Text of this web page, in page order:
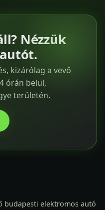
Nézzük
kizárólag a vevő
órán belül,
területén.
budapesti elektromos autó